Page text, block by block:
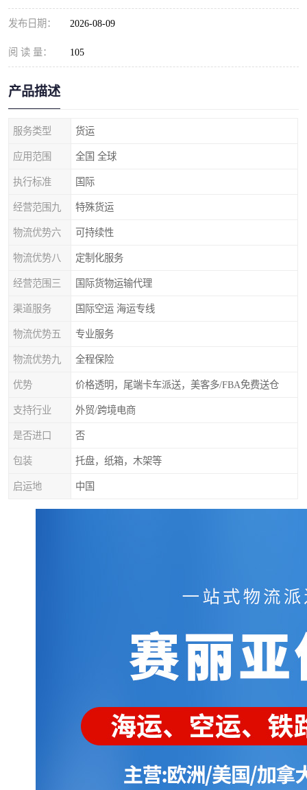
发布日期： 2026-08-09
阅 读 量： 105
产品描述
服务类型 货运
应用范围 全国 全球
执行标准 国际
经营范围九 特殊货运
物流优势六 可持续性
物流优势八 定制化服务
经营范围三 国际货物运输代理
渠道服务 国际空运 海运专线
物流优势五 专业服务
物流优势九 全程保险
优势 价格透明，尾端卡车派送，美客多/FBA免费送仓
支持行业 外贸/跨境电商
是否进口 否
包装 托盘，纸箱，木架等
启运地 中国